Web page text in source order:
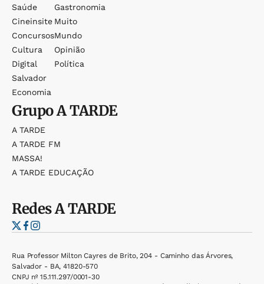
Saúde
Cineinsite
Concursos
Cultura
Digital
Salvador
Economia
Gastronomia
Muito
Mundo
Opinião
Política
GrupoA TARDE
A TARDE
A TARDE FM
MASSA!
A TARDE EDUCAÇÃO
RedesA TARDE
Rua Professor Milton Cayres de Brito, 204 - Caminho das Árvores,
Salvador - BA, 41820-570
CNPJ nº 15.111.297/0001-30